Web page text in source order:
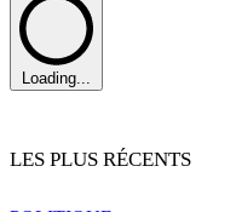
Loading...
LES PLUS RÉCENTS